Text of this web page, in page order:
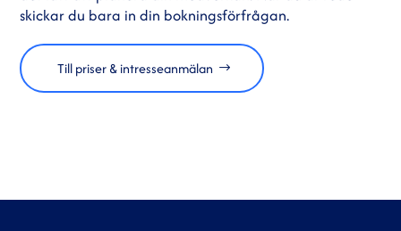
skickar du bara in din bokningsförfrågan.
Till priser & intresseanmälan